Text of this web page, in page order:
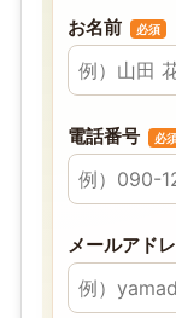
お名前 必須
電話番号 必
メールアド